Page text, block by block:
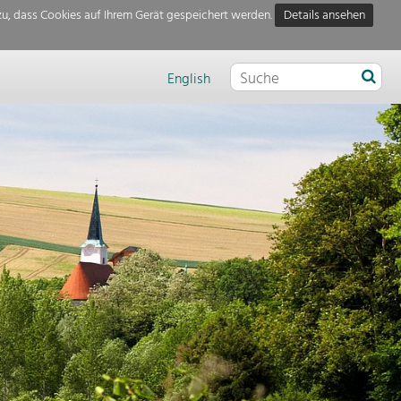
dass Cookies auf Ihrem Gerät gespeichert werden.
Details ansehen
English